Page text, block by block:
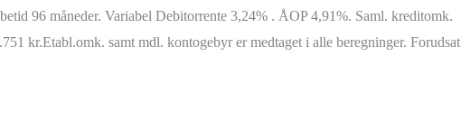
96 måneder. Variabel Debitorrente 3,24% . ÅOP 4,91%. Saml. kreditomk.
kr.Etabl.omk. samt mdl. kontogebyr er medtaget i alle beregninger. Forudsat